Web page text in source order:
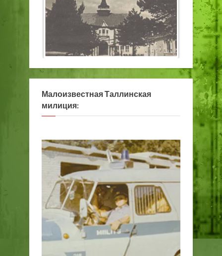
Малоизвестная Таллинская
милиция: